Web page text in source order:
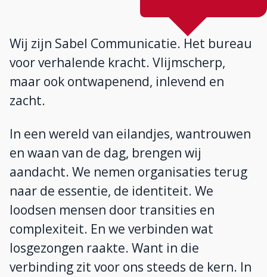
Wij zijn Sabel Communicatie. Het bureau
voor verhalende kracht. Vlijmscherp,
maar ook ontwapenend, inlevend en
zacht.
In een wereld van eilandjes, wantrouwen
en waan van de dag, brengen wij
aandacht. We nemen organisaties terug
naar de essentie, de identiteit. We
loodsen mensen door transities en
complexiteit. En we verbinden wat
losgezongen raakte. Want in die
verbinding zit voor ons steeds de kern. In